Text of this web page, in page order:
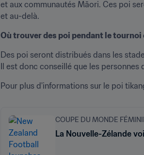
et aux communautés Māori. Ces poi
et au-delà.
Où trouver des poi pendant le tournoi
Des poi seront distribués dans les
Il est donc conseillé que les
Pour plus d'informations sur le poi
COUPE DU MONDE
La Nouvelle-Zélande